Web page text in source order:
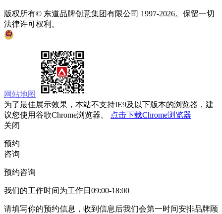
版权所有© 东道品牌创意集团有限公司 1997-2026。保留一切
法律许可权利。
网站地图
为了最佳展示效果，本站不支持IE9及以下版本的浏览器，建
议您使用谷歌Chrome浏览器。
点击下载Chrome浏览器
关闭
预约
咨询
预约咨询
我们的工作时间为工作日09:00-18:00
请填写你的预约信息，收到信息后我们会第一时间安排品牌顾